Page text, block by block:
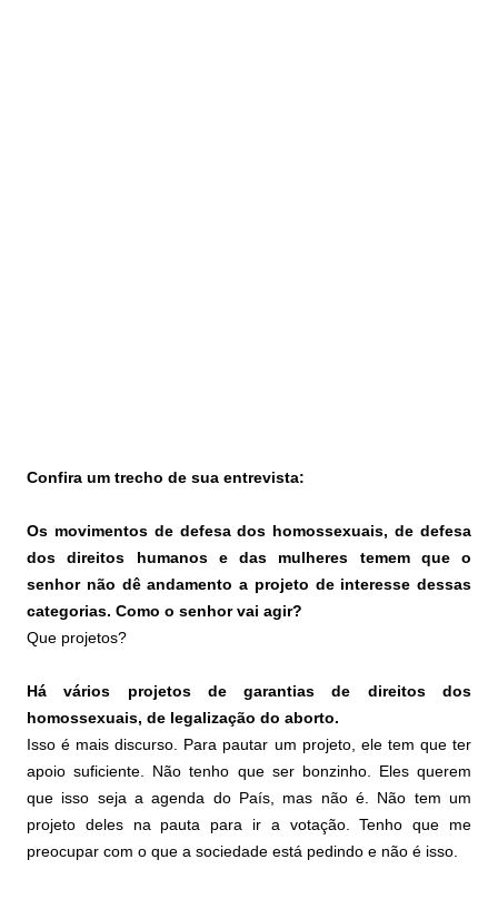
Confira um trecho de sua entrevista:
Os movimentos de defesa dos homossexuais, de defesa
dos direitos humanos e das mulheres temem que o
senhor não dê andamento a projeto de interesse dessas
categorias. Como o senhor vai agir?
Que projetos?
Há vários projetos de garantias de direitos dos
homossexuais, de legalização do aborto.
Isso é mais discurso. Para pautar um projeto, ele tem que ter
apoio suficiente. Não tenho que ser bonzinho. Eles querem
que isso seja a agenda do País, mas não é. Não tem um
projeto deles na pauta para ir a votação. Tenho que me
preocupar com o que a sociedade está pedindo e não é isso.